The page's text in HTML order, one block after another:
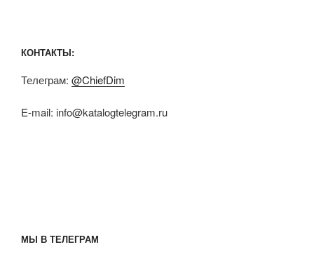
КОНТАКТЫ:
Телеграм: @ChiefDim
E-mail: info@katalogtelegram.ru
МЫ В ТЕЛЕГРАМ